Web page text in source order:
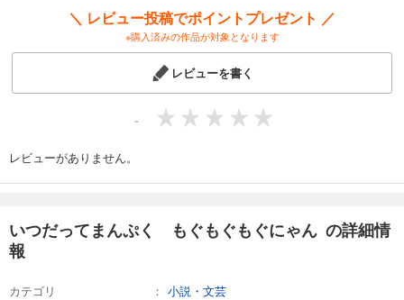
＼ レビュー投稿でポイントプレゼント ／
※購入済みの作品が対象となります
レビューを書く
-
レビューがありません。
いつだってまんぷく もぐもぐもぐにゃん の詳細情
報
カテゴリ
小説・文芸